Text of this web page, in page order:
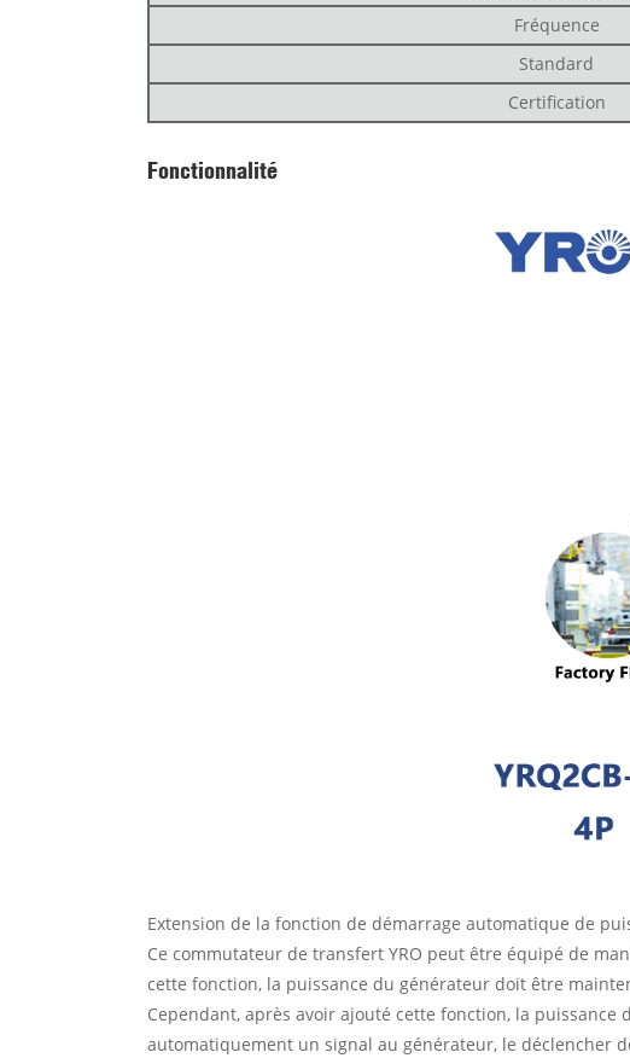
Fréquence
Standard
Certification
Fonctionnalité
Extension de la fonction de démarrage automatique de
Ce commutateur de transfert YRO peut être équipé de
cette fonction, la puissance du générateur doit être
Cependant, après avoir ajouté cette fonction, la
automatiquement un signal au générateur, le déclencher